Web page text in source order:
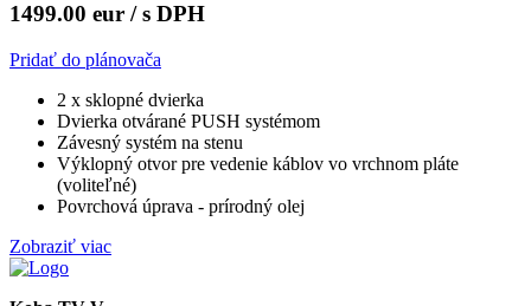
1499.00 eur / s DPH
Pridať do plánovača
2 x sklopné dvierka
Dvierka otvárané PUSH systémom
Závesný systém na stenu
Výklopný otvor pre vedenie káblov vo vrchnom pláte
(voliteľné)
Povrchová úprava - prírodný olej
Zobraziť viac